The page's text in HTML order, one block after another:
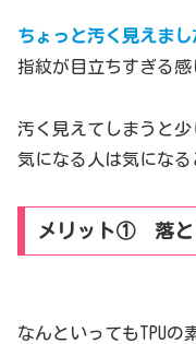
ちょっと汚く見えまし
指紋が目立ちすぎる感
汚く見えてしまうと少
気になる人は気になる
メリット① 落と
なんといってもTPUの